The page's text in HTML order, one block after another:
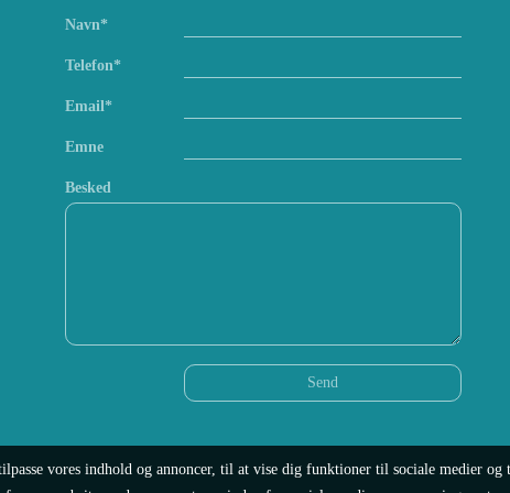
Navn*
Telefon*
Email*
Emne
Besked
vores indhold og annoncer, til at vise dig funktioner til sociale medier og